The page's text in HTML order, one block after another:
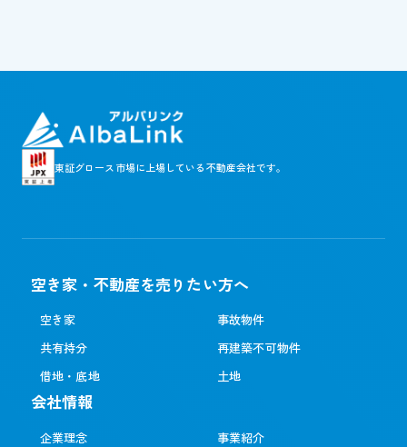
東証グロース市場に上場している不動産会社です。
空き家・不動産を売りたい方へ
空き家
事故物件
共有持分
再建築不可物件
借地・底地
土地
会社情報
企業理念
事業紹介